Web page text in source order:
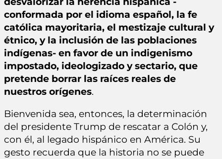
conformada por el idioma español, la fe
católica mayoritaria, el mestizaje cultural y
étnico, y la inclusión de las poblaciones
indígenas- en favor de un indigenismo
impostado, ideologizado y sectario, que
pretende borrar las raíces reales de
nuestros orígenes.
Bienvenida sea, entonces, la determinación
del presidente Trump de rescatar a Colón y,
con él, al legado hispánico en América. Su
gesto recuerda que la historia no se puede